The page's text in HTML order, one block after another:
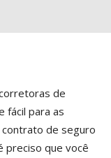
de
fácil para as
de seguro
preciso que você